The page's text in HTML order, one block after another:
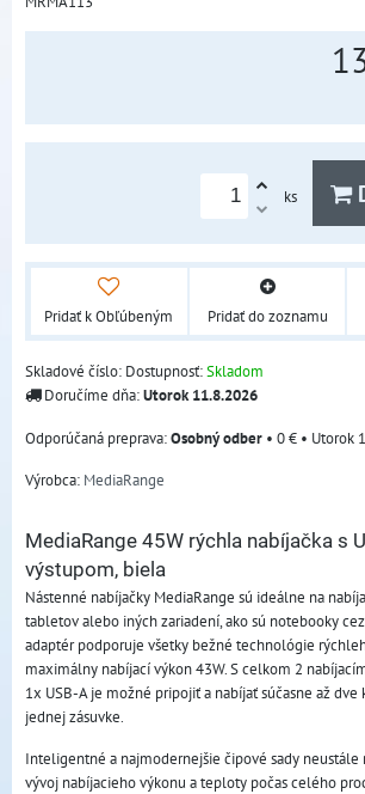
ks
Pridať k Obľúbeným Pridať do zoznamu
Skladové číslo: Dostupnosť:Skladom
Doručíme dňa:Utorok11.8.2026
Osobný odber • 0 € • Utorok
Výrobca: MediaRange
MediaRange 45W rýchla nabíjačka s
výstupom, biela
Nástenné nabíjačky MediaRange sú ideálne na
tabletov alebo iných zariadení, ako sú notebooky
adaptér podporuje všetky bežné technológie
maximálny nabíjací výkon 43W. S celkom 2
1x USB-A je možné pripojiť a nabíjať súčasne až dve
jednej zásuvke.
Inteligentné a najmodernejšie čipové sady neustále
vývoj nabíjacieho výkonu a teploty počas celého